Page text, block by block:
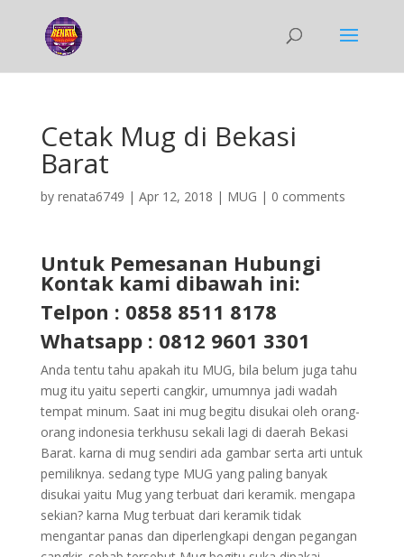
Cetak Mug di Bekasi
Barat
by renata6749 | Apr 12, 2018 | MUG | 0 comments
Untuk Pemesanan Hubungi
Kontak kami dibawah ini:
Telpon : 0858 8511 8178
Whatsapp : 0812 9601 3301
Anda tentu tahu apakah itu MUG, bila belum juga tahu
mug itu yaitu seperti cangkir, umumnya jadi wadah
tempat minum. Saat ini mug begitu disukai oleh orang-
orang indonesia terkhusu sekali lagi di daerah Bekasi
Barat. karna di mug sendiri ada gambar serta arti untuk
pemiliknya. sedang type MUG yang paling banyak
disukai yaitu Mug yang terbuat dari keramik. mengapa
sekian? karna Mug terbuat dari keramik tidak
mengantar panas dan diperlengkapi dengan pegangan